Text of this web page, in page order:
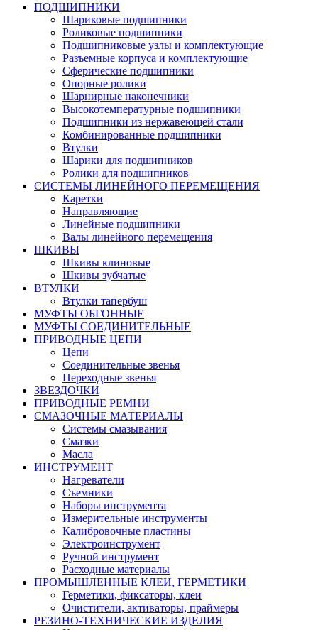
ПОДШИПНИКИ
Шариковые подшипники
Роликовые подшипники
Подшипниковые узлы и комплектующие
Разъемные корпуса и комплектующие
Сферические подшипники
Опорные ролики
Шарнирные наконечники
Высокотемпературные подшипники
Подшипники из нержавеющей стали
Комбинированные подшипники
Втулки
Шарики для подшипников
Ролики для подшипников
СИСТЕМЫ ЛИНЕЙНОГО ПЕРЕМЕЩЕНИЯ
Каретки
Направляющие
Линейные подшипники
Валы линейного перемещения
ШКИВЫ
Шкивы клиновые
Шкивы зубчатые
ВТУЛКИ
Втулки тапербуш
МУФТЫ ОБГОННЫЕ
МУФТЫ СОЕДИНИТЕЛЬНЫЕ
ПРИВОДНЫЕ ЦЕПИ
Цепи
Соединительные звенья
Переходные звенья
ЗВЕЗДОЧКИ
ПРИВОДНЫЕ РЕМНИ
СМАЗОЧНЫЕ МАТЕРИАЛЫ
Системы смазывания
Смазки
Масла
ИНСТРУМЕНТ
Нагреватели
Съемники
Наборы инструмента
Измерительные инструменты
Калибровочные пластины
Электроинструмент
Ручной инструмент
Расходные материалы
ПРОМЫШЛЕННЫЕ КЛЕИ, ГЕРМЕТИКИ
Герметики, фиксаторы, клеи
Очистители, активаторы, праймеры
РЕЗИНО-ТЕХНИЧЕСКИЕ ИЗДЕЛИЯ